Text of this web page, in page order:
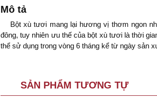
Mô tả
Bột xù tươi mang lại hương vị thơm ngon
đông, tuy nhiên ưu thế của bột xù tươi là thời
thể sử dụng trong vòng 6 tháng kể từ ngày sản
SẢN PHẨM TƯƠNG TỰ